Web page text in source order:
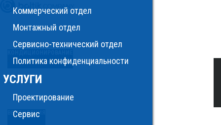
Коммерческий отдел
Монтажный отдел
Сервисно-технический отдел
Политика конфиденциальности
УСЛУГИ
Проектирование
Сервис
ВЕНТИЛЯЦИЯ